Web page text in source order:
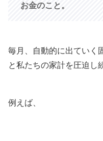
お金のこと。
毎月、自動的に出ていく
と私たちの家計を圧迫し
例えば、